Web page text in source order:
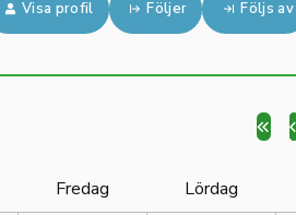
Visa profil Följer Följs av
Fredag Lördag